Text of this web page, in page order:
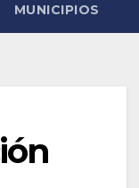
MUNICIPIOS